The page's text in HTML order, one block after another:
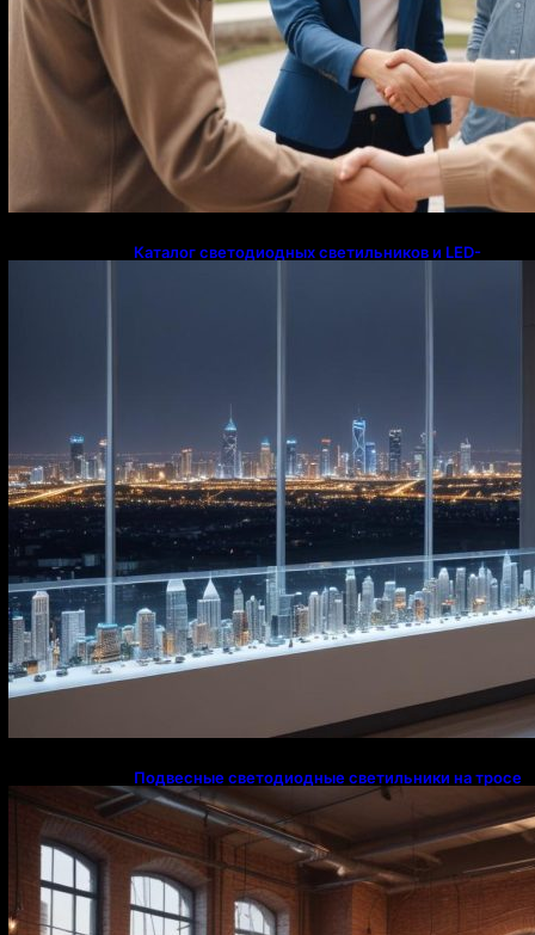
Каталог светодиодных светильников и LED-
Подвесные светодиодные светильники на тросе